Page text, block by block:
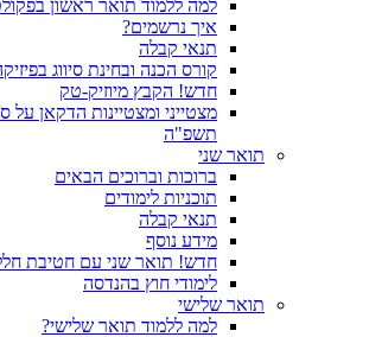
למה ללמוד תואר ראשון
איך נרשמים?
תנאי קבלה
קורס הכנה ובחינת סיווג
חדש! הקבץ מיוזיק-טק
מצטייני ומצטיינות הדקאן
תשפ"ה
תואר שני
ברוכות וברוכים הבאים
תוכניות לימודים
תנאי קבלה
מידע נוסף
חדש! תואר שני עם חטיבת
לימודי חוץ בהנדסה
תואר שלישי
למה ללמוד תואר שלישי?